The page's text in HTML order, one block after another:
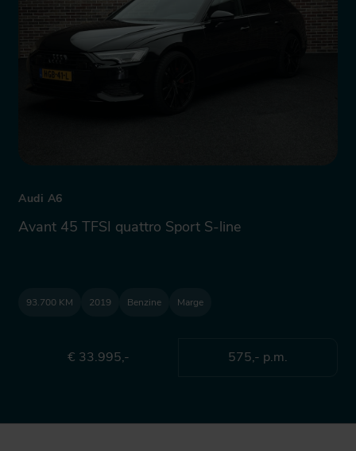
Audi A6
Avant 45 TFSI quattro Sport S-line
93.700 KM 2019 Benzine Marge
€ 33.995,- 575,- p.m.